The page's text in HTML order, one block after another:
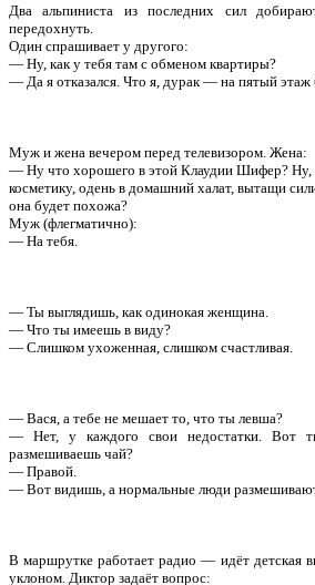
Два альпиниста из последних сил
передохнуть.
Один спрашивает у другого:
— Ну, как у тебя там с обменом квартиры?
— Да я отказался. Что я, дурак — на пятый этаж
Муж и жена вечеpом пеpед телевизоpом. Жена:
— Hу что хоpошего в этой Клаудии Шифеp? Hу,
косметику, одень в домашний халат, вытащи
она будет похожа?
Муж (флегматично):
— Hа тебя.
— Ты выглядишь, как одинокая женщина.
— Что ты имеешь в виду?
— Слишком ухоженная, слишком счастливая.
— Вася, а тебе не мешает то, что ты левша?
— Нет, у каждого свои недостатки. Вот
размешиваешь чай?
— Правой.
— Вот видишь, а нормальные люди
В маршрутке работает радио — идёт детская
уклоном. Диктор задаёт вопрос: